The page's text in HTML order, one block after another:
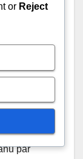
kurai ir
šo
pār
or Reject